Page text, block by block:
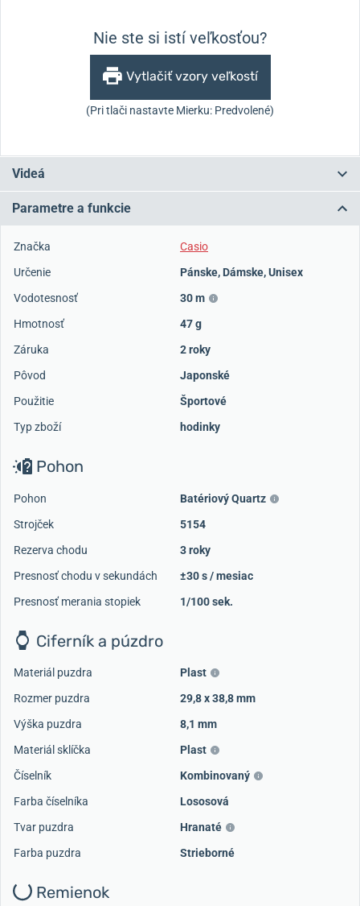
Nie ste si istí veľkosťou?
Vytlačiť vzory veľkostí
(Pri tlači nastavte Mierku: Predvolené)
Videá
Parametre a funkcie
Značka
Casio
Určenie
Pánske, Dámske,Unisex
Vodotesnosť
30 m
Hmotnosť
47 g
Záruka
2 roky
Pôvod
Japonské
Použitie
Športové
Typ zboží
hodinky
Pohon
Pohon
Batériový Quartz
Strojček
5154
Rezerva chodu
3 roky
Presnosť chodu v sekundách
±30 s / mesiac
Presnosť merania stopiek
1/100 sek.
Ciferník a púzdro
Materiál puzdra
Plast
Rozmer puzdra
29,8 x 38,8 mm
Výška puzdra
8,1 mm
Materiál sklíčka
Plast
Číselník
Kombinovaný
Farba číselníka
Lososová
Tvar puzdra
Hranaté
Farba puzdra
Strieborné
Remienok